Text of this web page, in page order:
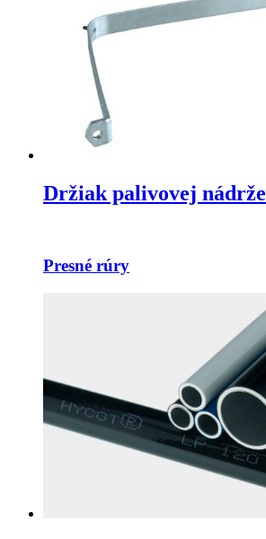
Držiak palivovej nádrže
Presné rúry